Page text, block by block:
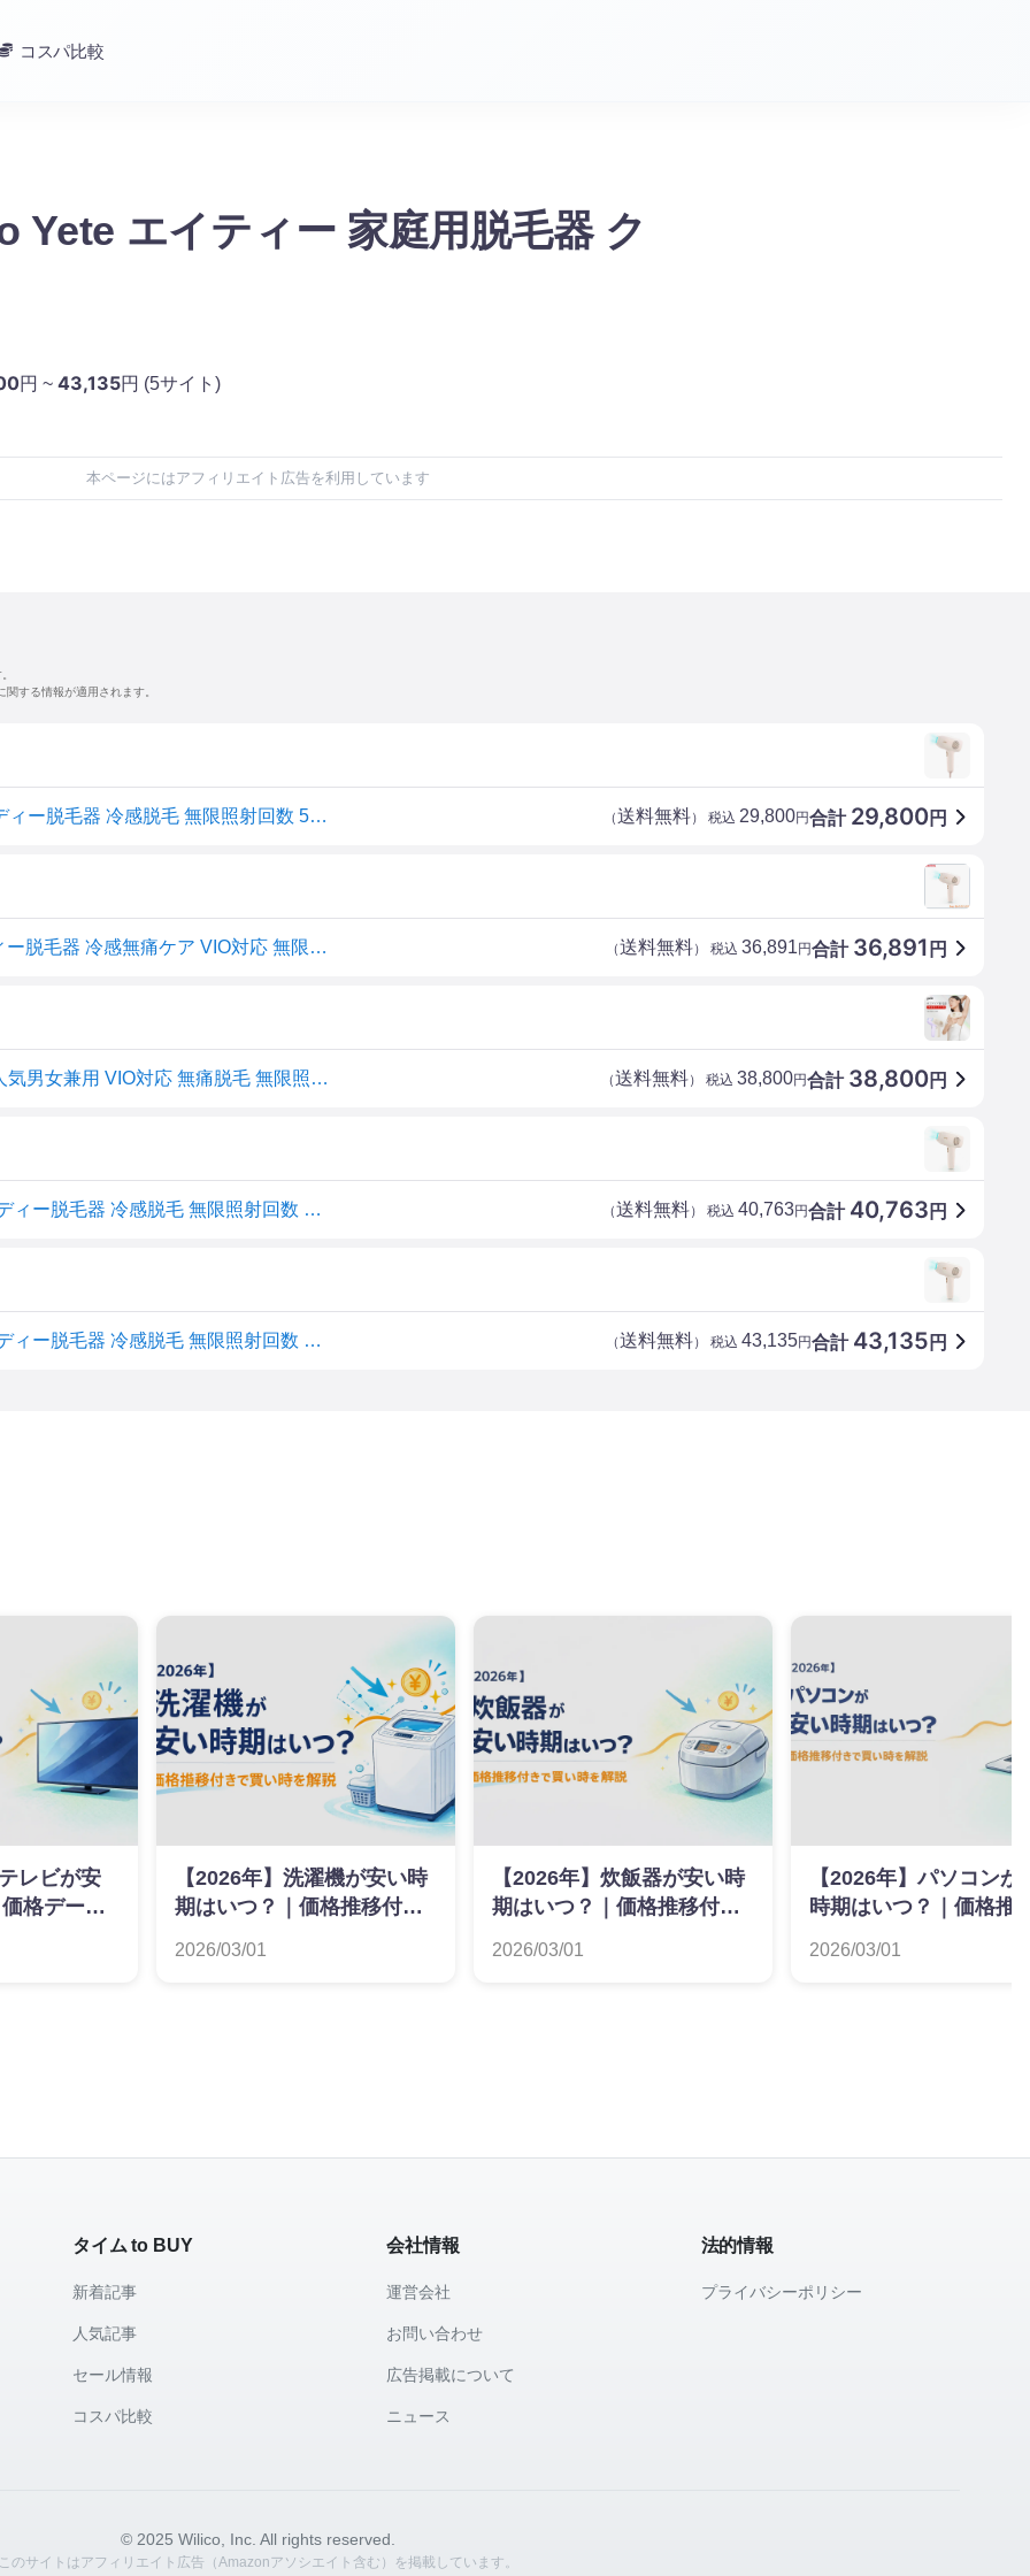
コスパ比較
Yete エイティー 家庭用脱毛器 ク
円 ~ 43,135円 (5サイト)
本ページにはアフィリエイト広告を利用しています
する情報が適用されます。
Yete（エイティー）脱毛器 家庭用脱毛器 IPL光脱毛器 レディー脱毛器 冷感脱毛 無限照射回数 5段階照射 全身ムダ毛処理 (クリーム) 合計 29,800円
（送料無料） 税込 29,800円
Yete(エイティー) 脱毛器 家庭用脱毛器 IPL光脱毛器 レディー脱毛器 冷感無痛ケア VIO対応 無限照射回数 5段階照射 合計 36,891 円
（送料無料） 税込 36,891円
yete（エイティー）脱毛器 脱毛 サファイア冷却技術 sns人気男女兼用 VIO対応 無痛脱毛 無限照射回数 ヒゲ脱毛 脱毛機 シェーバー プロムダ毛処理 脱毛器おすすめ 自宅でフラッシュ脱毛 メンズ脱毛器 口コミ 合計 38,800円
（送料無料） 税込 38,800円
Yete（エイティー） 脱毛器 家庭用脱毛器 IPL光脱毛器 レディー脱毛器 冷感脱毛 無限照射回数 5段階照射 男女兼用 全身ムダ毛処理 PSE安全認証済み 祝日 母の日 誕生日 (クリーム) 合計 40,763 円
（送料無料） 税込 40,763円
Yete（エイティー） 脱毛器 家庭用脱毛器 IPL光脱毛器 レディー脱毛器 冷感脱毛 無限照射回数 5段階照射 男女兼用 全身ムダ毛処理 PSE安全認証済み 祝日 母の日 誕生日 (クリーム) 合計 43,135 円
（送料無料） 税込 43,135円
レビが安
格データ
【2026年】洗濯機が安い時
期はいつ？｜価格推移付き
2026/03/01
【2026年】炊飯器が安い時
期はいつ？｜価格推移付き
2026/03/01
【2026年】パソコンが
時期はいつ？｜価格推
2026/03/01
タイム to BUY
新着記事
人気記事
セール情報
コスパ比較
会社情報
運営会社
お問い合わせ
広告掲載について
ニュース
法的情報
プライバシーポリシー
© 2025 Wilico, Inc. All rights reserved.
のサイトはアフィリエイト広告（Amazonアソシエイト含む）を掲載しています。